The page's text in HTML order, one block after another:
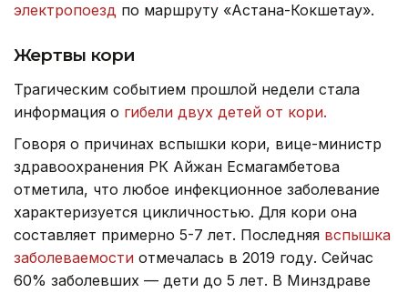
электропоезд по маршруту «Астана-Кокшетау».
Жертвы кори
Трагическим событием прошлой недели стала
информация о гибели двух детей от кори.
Говоря о причинах вспышки кори, вице-министр
здравоохранения РК Айжан Есмагамбетова
отметила, что любое инфекционное заболевание
характеризуется цикличностью. Для кори она
составляет примерно 5-7 лет. Последняя вспышка
заболеваемости отмечалась в 2019 году. Сейчас
60% заболевших — дети до 5 лет. В Минздраве